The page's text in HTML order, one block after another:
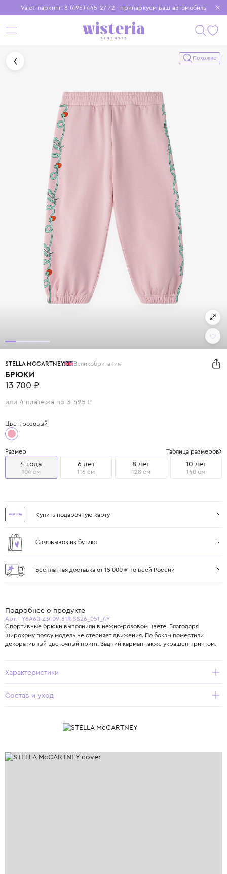
Valet-паркинг: 8 (495) 445-27-72 - припаркуем ваш автомобиль
Бесплатная доставка при заказе от 15 000 ₽
Установите приложение, чтобы покупки были еще удобнее
Похожие
STELLA MCCARTNEY Великобритания
БРЮКИ
13 700 ₽
или 4 платежа по 3 425 ₽
Цвет: розовый
Размер Таблица размеров
4 года
104 см
6 лет
116 см
8 лет
128 см
10 лет
140 см
Купить подарочную карту
Самовывоз из бутика
Бесплатная доставка от 15 000 ₽ по всей России
Подробнее о продукте
Арт. TY6A60-Z3409-51R-SS26_051_4Y
Спортивные брюки выполнили в нежно-розовом цвете. Благодаря
широкому поясу модель не стесняет движения. По бокам поместили
Характеристики
Состав и уход